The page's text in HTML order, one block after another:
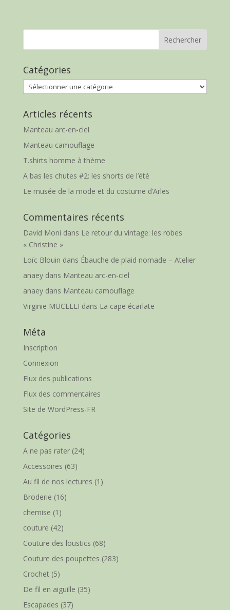
Catégories
Catégories
Articles récents
Manteau arc-en-ciel
Manteau camouflage
T.shirts homme à thème
A bas les chutes #2: les shorts de l’été
Le musée de la mode et du costume d’Arles
Commentaires récents
David Moni dans Le retour du vintage: les robes
« Christine »
Loïc Blouin dans Ébauche de plaid nomade – Atelier
anaeydans Manteau arc-en-ciel
anaeydans Manteau camouflage
Virginie MUCELLI dans La cape écarlate
Méta
Inscription
Connexion
Flux des publications
Flux des commentaires
Site de WordPress-FR
Catégories
A ne pas rater(24)
Accessoires (63)
Au fil de nos lectures (1)
Broderie (16)
chemise (1)
couture (42)
Couture des loustics (68)
Couture des poupettes (283)
Crochet (5)
De fil en aiguille (35)
Escapades (37)